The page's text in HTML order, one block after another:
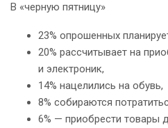
В «черную пятницу»
23% опрошенных
20% рассчитывает на
и электроник,
14% нацелились на обувь,
8% собираются
6% — приобрести товары